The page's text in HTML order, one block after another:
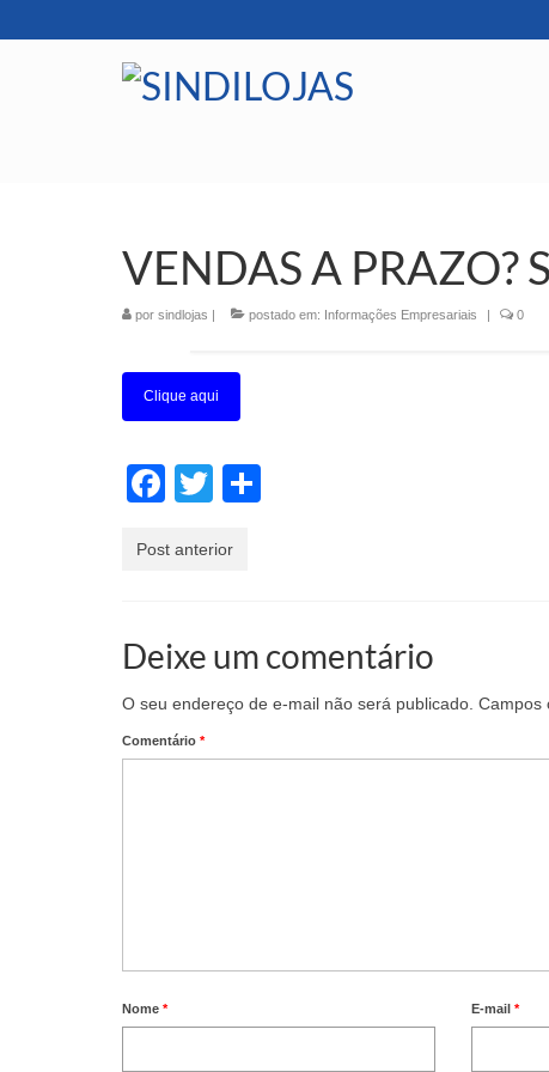
VENDAS A PRAZO?
por sindlojas | postado em: Informações Empresariais | 0
Clique aqui
Facebook
Twitter
Post anterior
Deixe um comentário
O seu endereço de e-mail não será publicado. Campos
Comentário *
Nome * E-mail*